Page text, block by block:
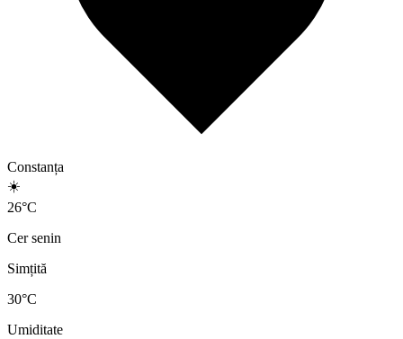
Constanța
☀️
26°C
Cer senin
Simțită
30°C
Umiditate